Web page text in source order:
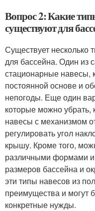
Вопрос 2: Какие
существуют для
Существует несколько
для бассейна. Один из
стационарные навесы,
постоянной основе и
непогоды. Еще один
которые можно убрать,
навесы с механизмом
регулировать угол
крышу. Кроме того,
различными формами и
размеров бассейна и
эти типы навесов из
преимущества и могут
конкретные нужды.